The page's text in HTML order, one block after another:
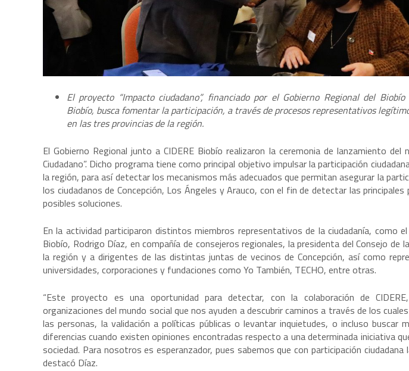
El proyecto “Impacto ciudadano”, financiado por el Gobierno Regional del
Biobío, busca fomentar la participación, a través de procesos representativos
en las tres provincias de la región.
El Gobierno Regional junto a CIDERE Biobío realizaron la ceremonia de lanzamiento del
Ciudadano”. Dicho programa tiene como principal objetivo impulsar la participación
la región, para así detectar los mecanismos más adecuados que permitan asegurar la
los ciudadanos de Concepción, Los Ángeles y Arauco, con el fin de detectar las
posibles soluciones.
En la actividad participaron distintos miembros representativos de la ciudadanía, como el
Biobío, Rodrigo Díaz, en compañía de consejeros regionales, la presidenta del Consejo de
la región y a dirigentes de las distintas juntas de vecinos de Concepción, así como
universidades, corporaciones y fundaciones como Yo También, TECHO, entre otras.
“Este proyecto es una oportunidad para detectar, con la colaboración de
organizaciones del mundo social que nos ayuden a descubrir caminos a través de los
las personas, la validación a políticas públicas o levantar inquietudes, o incluso buscar
diferencias cuando existen opiniones encontradas respecto a una determinada iniciativa
sociedad. Para nosotros es esperanzador, pues sabemos que con participación ciudadana
destacó Díaz.